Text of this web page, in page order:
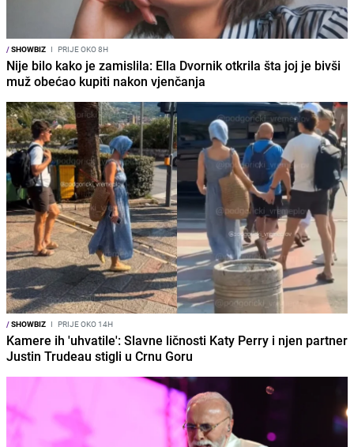
/SHOWBIZ I PRIJE OKO 8H
Nije bilo kako je zamislila: Ella Dvornik otkrila šta joj je bivši
muž obećao kupiti nakon vjenčanja
/SHOWBIZ I PRIJE OKO 14H
Kamere ih 'uhvatile': Slavne ličnosti Katy Perry i njen partner
Justin Trudeau stigli u Crnu Goru